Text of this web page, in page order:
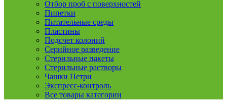
Отбор проб с поверхностей
Пипетки
Питательные среды
Пластины
Подсчет колоний
Серийное разведение
Стерильные пакеты
Стерильные растворы
Чашки Петри
Экспресс-контроль
Все товары категории